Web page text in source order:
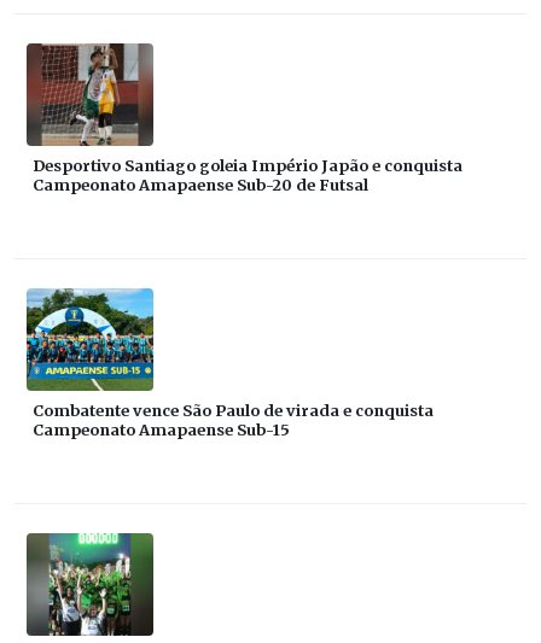
Desportivo Santiago goleia Império Japão e conquista
Campeonato Amapaense Sub-20 de Futsal
Combatente vence São Paulo de virada e conquista
Campeonato Amapaense Sub-15